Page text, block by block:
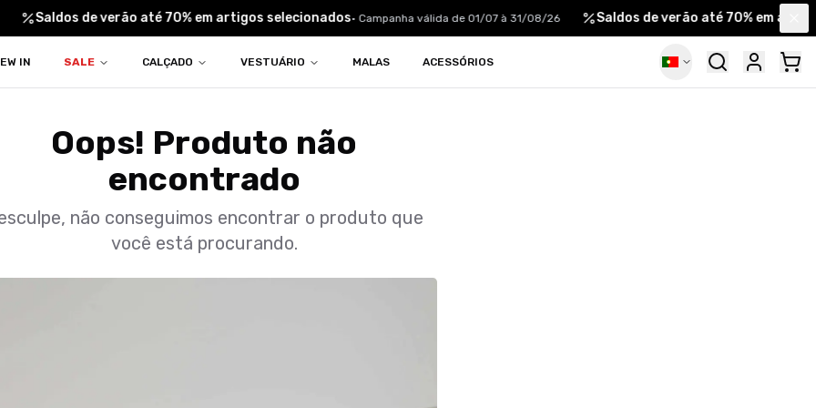
Saldos de verão até 70% em artigos selecionados•Campanha válida de 01/07 à 31/08/26 Saldos de verão até 70% em
IN SALE CALÇADO VESTUÁRIO MALAS ACESSÓRIOS
Oops! Produto não
encontrado
não conseguimos encontrar o produto que
você está procurando.